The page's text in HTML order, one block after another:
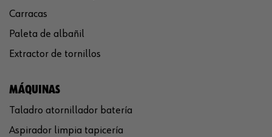
Carracas
Paleta de albañil
Extractor de tornillos
MÁQUINAS
Taladro atornillador batería
Aspirador limpia tapicería